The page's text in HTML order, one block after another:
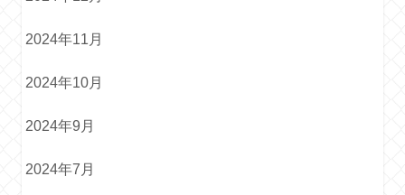
2024年11月
2024年10月
2024年9月
2024年7月